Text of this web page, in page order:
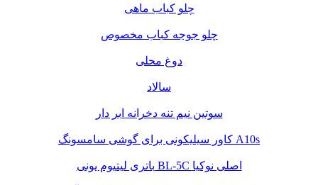
چلو کباب ماهی
چلو جوجه کباب مخصوص
دوغ محلی
سالاد
سوتین نیم تنه دخرانه ابر دار
کاور سیلیکونی برای گوشی سامسونگ A10s
باتری لیتیوم یونی BL-5C اصلی نوکیا